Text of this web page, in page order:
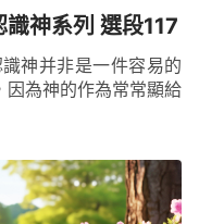
神系列 選段117
神并非是一件容易的
因為神的作為常常顯給